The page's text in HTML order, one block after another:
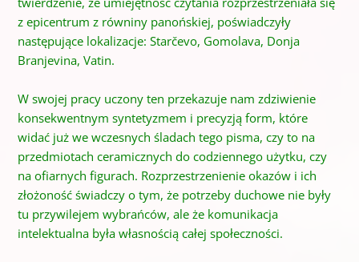
z epicentrum z równiny panońskiej, poświadczyły
następujące lokalizacje: Starčevo, Gomolava, Donja
Branjevina, Vatin.
W swojej pracy uczony ten przekazuje nam zdziwienie
konsekwentnym syntetyzmem i precyzją form, które
widać już we wczesnych śladach tego pisma, czy to na
przedmiotach ceramicznych do codziennego użytku, czy
na ofiarnych figurach. Rozprzestrzenienie okazów i ich
złożoność świadczy o tym, że potrzeby duchowe nie były
tu przywilejem wybrańców, ale że komunikacja
intelektualna była własnością całej społeczności.